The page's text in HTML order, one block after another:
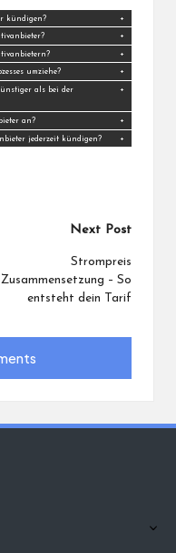
kündigen?
umziehe?
als bei der
an?
jederzeit kündigen?
Next Post
Strompreis
Zusammensetzung – So
entsteht dein Tarif